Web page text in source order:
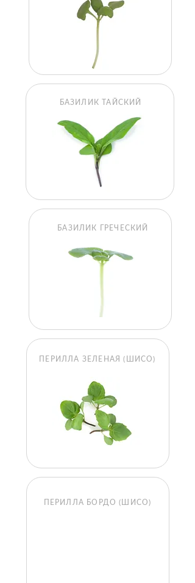
БАЗИЛИК ТАЙСКИЙ
БАЗИЛИК ГРЕЧЕСКИЙ
ПЕРИЛЛА ЗЕЛЕНАЯ (ШИСО)
ПЕРИЛЛА БОРДО (ШИСО)